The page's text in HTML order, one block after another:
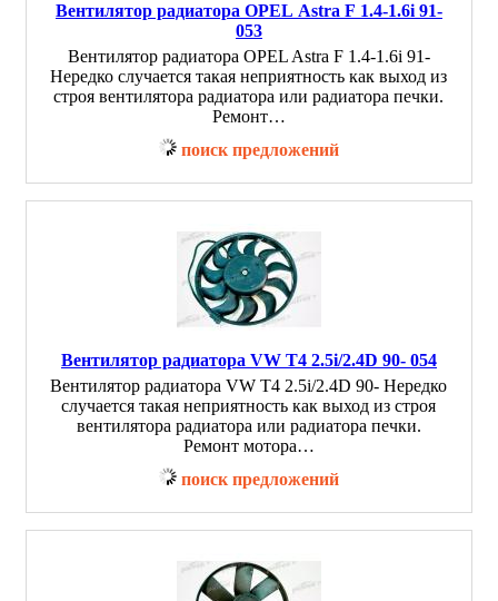
Вентилятор радиатора OPEL Astra F 1.4-1.6i 91-
053
Вентилятор радиатора OPEL Astra F 1.4-1.6i 91-
Нередко случается такая неприятность как выход из
строя вентилятора радиатора или радиатора печки.
Ремонт…
поиск предложений
Вентилятор радиатора VW T4 2.5i/2.4D 90- 054
Вентилятор радиатора VW T4 2.5i/2.4D 90- Нередко
случается такая неприятность как выход из строя
вентилятора радиатора или радиатора печки.
Ремонт мотора…
поиск предложений